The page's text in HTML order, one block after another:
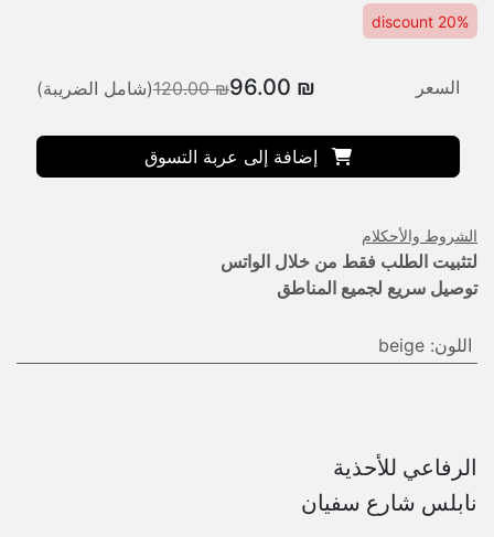
20% discount
إضافة إلى عربة التسوق
السعر ₪
96.00
₪
120.00(شامل الضريبة)
الشروط والأحكلام
لتثبيت الطلب فقط من خلال الواتس
توصيل سريع لجميع المناطق
اللون:
beige
الرفاعي للأحذية
نابلس شارع سفيان